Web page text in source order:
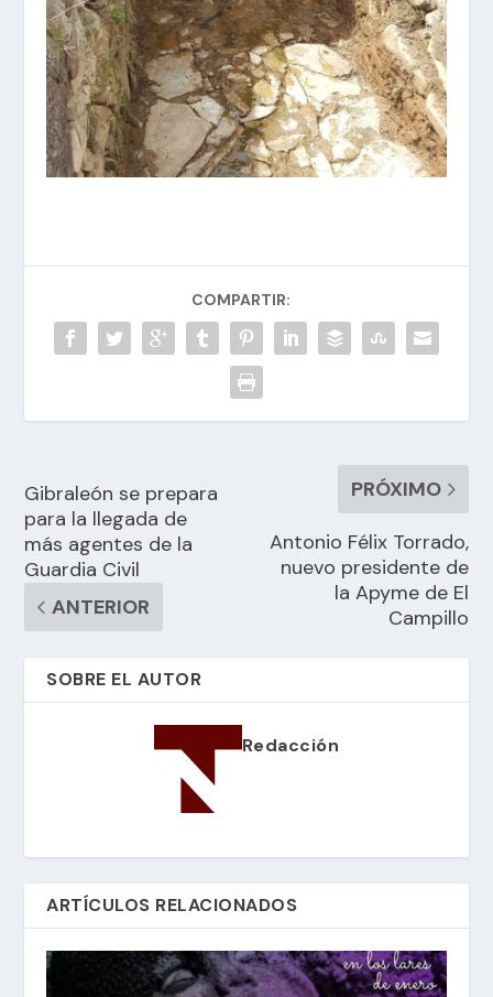
COMPARTIR:
Gibraleón se prepara
para la llegada de
más agentes de la
Guardia Civil
ANTERIOR
PRÓXIMO
Antonio Félix Torrado,
nuevo presidente de
la Apyme de El
Campillo
SOBRE EL AUTOR
Redacción
ARTÍCULOS RELACIONADOS